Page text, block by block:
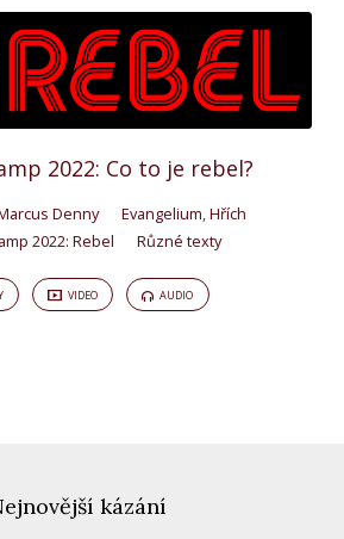
2022: Co to je rebel?
Denny Evangelium Hřích
2022: Rebel
Různé texty
VIDEO AUDIO
kázání